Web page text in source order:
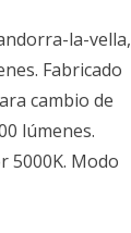
la-vella,
Fabricado
cambio de
lúmenes.
5000K. Modo